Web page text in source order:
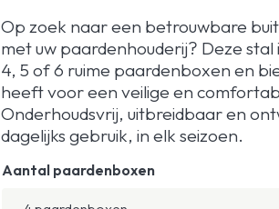
Op zoek naar een betrouwbare
met uw paardenhouderij? Deze
4, 5 of 6 ruime paardenboxen en
heeft voor een veilige en
Onderhoudsvrij, uitbreidbaar en
dagelijks gebruik, in elk seizoen.
Aantal paardenboxen